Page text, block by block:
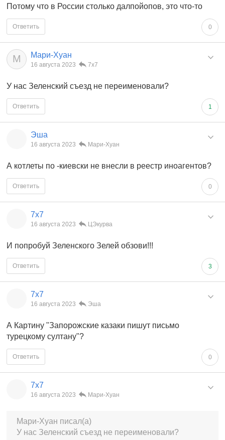
Потому что в России столько далпойопов, это что-то
0
Ответить
М Мари-Хуан
16 августа 2023 7x7
У нас Зеленский съезд не переименовали?
1
Ответить
Эша
16 августа 2023 Мари-Хуан
А котлеты по -киевски не внесли в реестр иноагентов?
0
Ответить
7x7
16 августа 2023 ЦЭкурва
И попробуй Зеленского Зелей обзови!!!
3
Ответить
7x7
16 августа 2023 Эша
А Картину "Запорожские казаки пишут письмо
турецкому султану"?
0
Ответить
7x7
16 августа 2023 Мари-Хуан
Мари-Хуан писал(а)
У нас Зеленский съезд не переименовали?